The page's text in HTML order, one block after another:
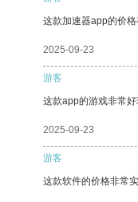
这款加速器app的价
2025-09-23
游客
这款app的游戏非常好
2025-09-23
游客
这款软件的价格非常